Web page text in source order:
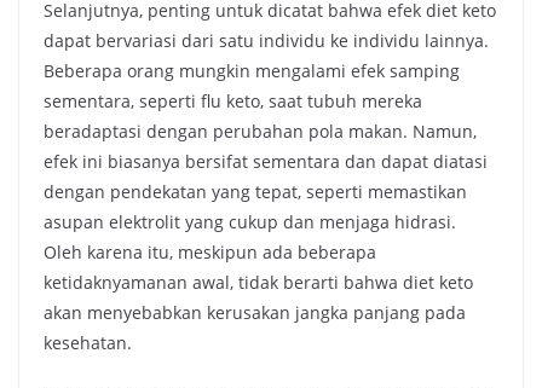
Selanjutnya, penting untuk dicatat bahwa efek diet keto
dapat bervariasi dari satu individu ke individu lainnya.
Beberapa orang mungkin mengalami efek samping
sementara, seperti flu keto, saat tubuh mereka
beradaptasi dengan perubahan pola makan. Namun,
efek ini biasanya bersifat sementara dan dapat diatasi
dengan pendekatan yang tepat, seperti memastikan
asupan elektrolit yang cukup dan menjaga hidrasi.
Oleh karena itu, meskipun ada beberapa
ketidaknyamanan awal, tidak berarti bahwa diet keto
akan menyebabkan kerusakan jangka panjang pada
kesehatan.